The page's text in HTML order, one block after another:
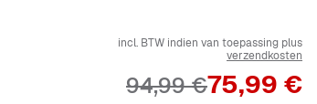
incl. BTW indien van toepassing plus
verzendkosten
Prijs
75,99 €
Originele Prijs
94,99 €